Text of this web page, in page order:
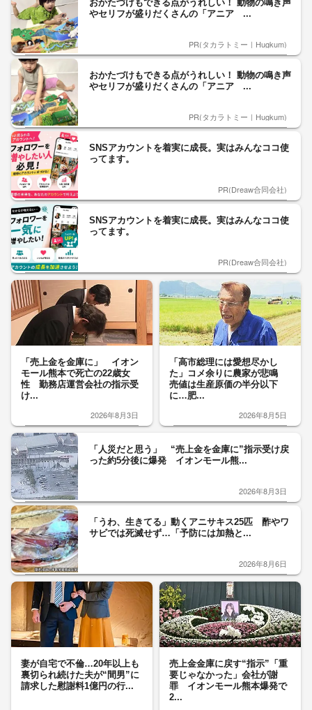
おかたづけもできる点がうれしい！ 動物の鳴き声
やセリフが盛りだくさんの「アニア ...
PR(タカラトミー｜Hugkum)
おかたづけもできる点がうれしい！ 動物の鳴き声
やセリフが盛りだくさんの「アニア ...
PR(タカラトミー｜Hugkum)
SNSアカウントを着実に成長。実はみんなココ使
ってます。
PR(Dreaw合同会社)
SNSアカウントを着実に成長。実はみんなココ使
ってます。
PR(Dreaw合同会社)
「売上金を金庫に」 イオン
モール熊本で死亡の22歳女
性 勤務店運営会社の指示受
け...
2026年8月3日
「高市総理には愛想尽かし
た」コメ余りに農家が悲鳴
売値は生産原価の半分以下
に…肥...
2026年8月5日
「人災だと思う」 “売上金を金庫に”指示受け戻
った約5分後に爆発 イオンモール熊...
2026年8月3日
「うわ、生きてる」動くアニサキス25匹 酢やワ
サビでは死滅せず…「予防には加熱と...
2026年8月6日
妻が自宅で不倫…20年以上も
裏切られ続けた夫が“間男”に
請求した慰謝料1億円の行...
売上金金庫に戻す“指示”「重
要じゃなかった」会社が謝
罪 イオンモール熊本爆発で
2...